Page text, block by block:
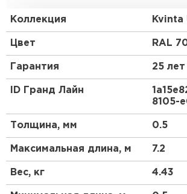
доборных элементов, как и у
Коллекция Kvinta
Цвет RAL
Гарантия 25 лет
ID Гранд Лайн
8105-
Толщина, мм 0.5
Максимальная длина, м 7.2
Вес, кг 4.43